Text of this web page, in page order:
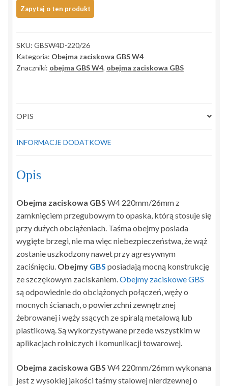
W4
220mm/26mm
226<
SKU: GBSW4D-220/26
Kategoria: Obejma zaciskowa GBS W4
Znaczniki: obejma GBS W4, obejma zaciskowa GBS
OPIS
INFORMACJE DODATKOWE
Opis
Obejma zaciskowa GBS W4 220mm/26mm z
zamknięciem przegubowym to opaska, którą stosuje się
przy dużych obciążeniach. Taśma obejmy posiada
wygięte brzegi, nie ma więc niebezpieczeństwa, że wąż
zostanie uszkodzony nawet przy agresywnym
zaciśnięciu. Obejmy GBS posiadają mocną konstrukcję
ze szczękowym zaciskaniem.Obejmy zaciskowe GBS
są odpowiednie do obciążonych połączeń, węży o
mocnych ścianach, o powierzchni zewnętrznej
żebrowanej i węży ssących ze spiralą metalową lub
plastikową. Są wykorzystywane przede wszystkim w
aplikacjach rolniczych i komunikacji towarowej.
Obejma zaciskowa GBS W4 220mm/26mm wykonana
jest z wysokiej jakości taśmy stalowej nierdzewnej o